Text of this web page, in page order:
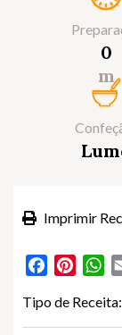
0
m
Imprimir
Facebook
Tipo de Receita: